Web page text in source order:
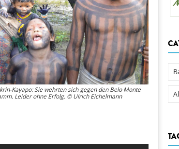
legen
für Europas
Wasserkraftwerks Ulog
Studien
Fotos
Videos
Aktuell
WEG DAMMIT
Erfolg für den
Kayapo: Sie wehrten sich gegen den Belo Monte
Leider ohne Erfolg. © Ulrich Eichelmann